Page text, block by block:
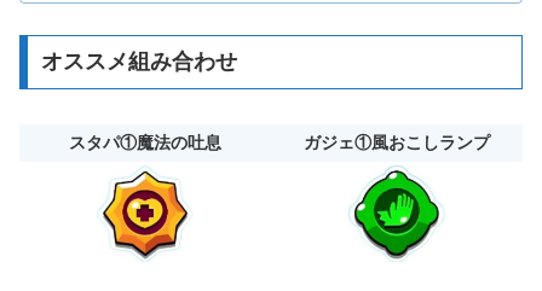
オススメ組み合わせ
スタパ①魔法の吐息 ガジェ①風おこしランプ